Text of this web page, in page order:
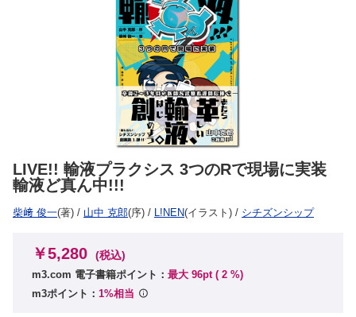
LIVE!! 輸液プラクシス 3つのRで現場に実装
輸液ど真ん中!!!
柴﨑 俊一(著) / 山中 克郎(序) / L!NEN(イラスト) / シチズンシップ
￥5,280 (税込)
m3.com 電子書籍ポイント： 最大 96pt ( 2 %)
m3ポイント： 1%相当